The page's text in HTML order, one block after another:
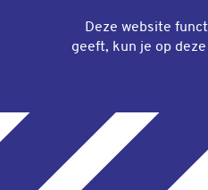
Deze website
geeft, kun je op